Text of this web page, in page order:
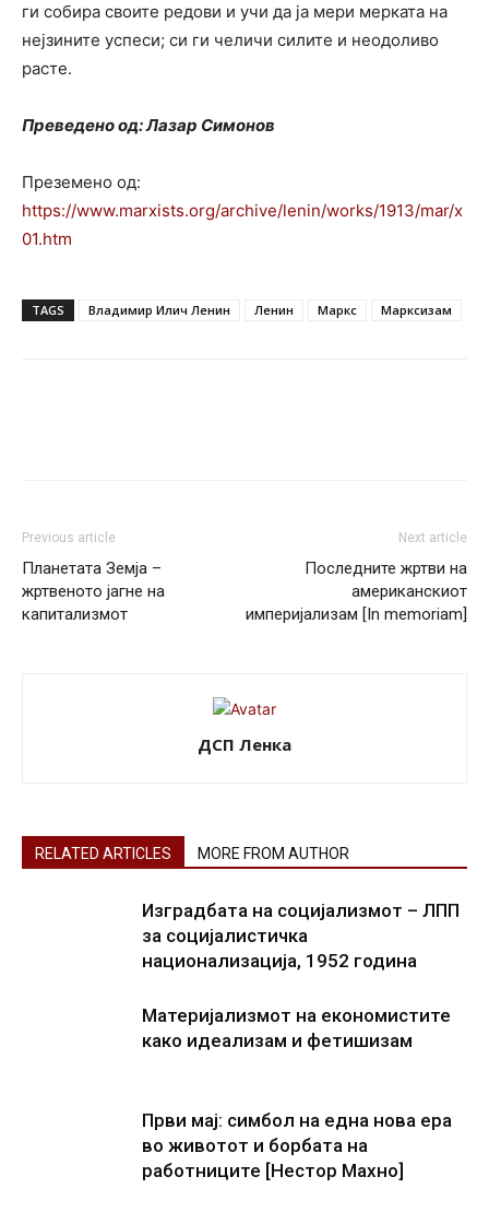
ги собира своите редови и учи да ја мери мерката на
нејзините успеси; си ги челичи силите и неодоливо
расте.
Преведено од: Лазар Симонов
Преземено од:
https://www.marxists.org/archive/lenin/works/1913/mar/x
01.htm
TAGS Владимир Илич Ленин Ленин Маркс Марксизам
Previous article
Планетата Земја –
жртвеното јагне на
капитализмот
Next article
Последните жртви на
американскиот
империјализам [In memoriam]
ДСП Ленка
RELATED ARTICLES MORE FROM AUTHOR
Изградбата на социјализмот – ЛПП
за социјалистичка
национализација, 1952 година
Материјализмот на економистите
како идеализам и фетишизам
Први мај: симбол на една нова ера
во животот и борбата на
работниците [Нестор Махно]